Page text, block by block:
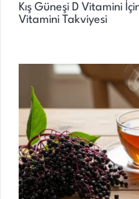
Kış Güneşi D Vitamini
Vitamini Takviyesi